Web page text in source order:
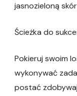
jasnozieloną
Ścieżka do
Pokieruj swoim
wykonywać
postać